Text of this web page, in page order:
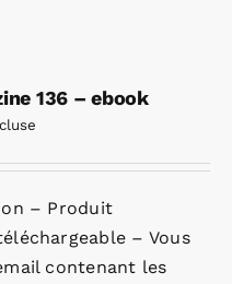
136 – ebook
– Produit
– Vous
contenant les